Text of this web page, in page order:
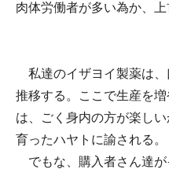
肉体労働者が多い為か、
私達のイザヨイ製薬は、
推移する。ここで生産を
は、ごく身内の方が楽し
育ったハヤトに諭される。
でもな、購入者さん達が